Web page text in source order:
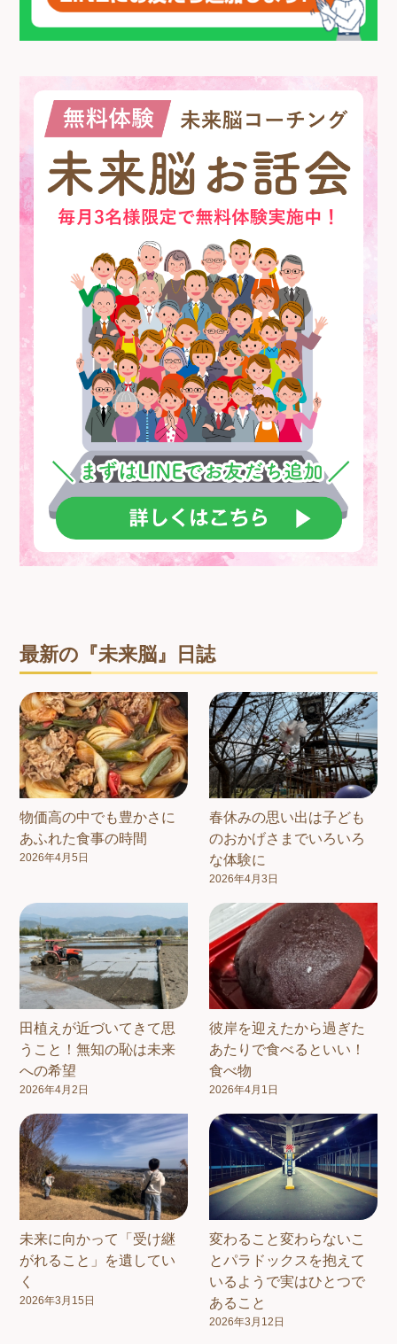
最新の『未来脳』日誌
物価高の中でも豊かさに
あふれた食事の時間
2026年4月5日
春休みの思い出は子ども
のおかげさまでいろいろ
な体験に
2026年4月3日
田植えが近づいてきて思
うこと！無知の恥は未来
への希望
2026年4月2日
彼岸を迎えたから過ぎた
あたりで食べるといい！
食べ物
2026年4月1日
未来に向かって「受け継
がれること」を遺してい
く
2026年3月15日
変わること変わらないこ
とパラドックスを抱えて
いるようで実はひとつで
あること
2026年3月12日